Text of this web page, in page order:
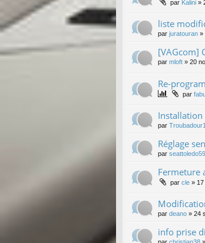
par Kalini »
liste
par juratouran »
[VAGcom]
par mloft » 20
Re-
par
Installation
par
Réglage
par seattoledo59
Fermeture
par cle »
par deano » 24
info prise